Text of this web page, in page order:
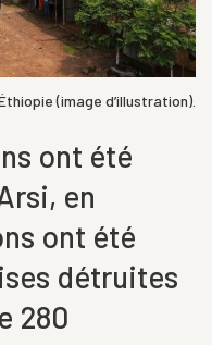
(image d’illustration).
ont été
en
ont été
détruites
280